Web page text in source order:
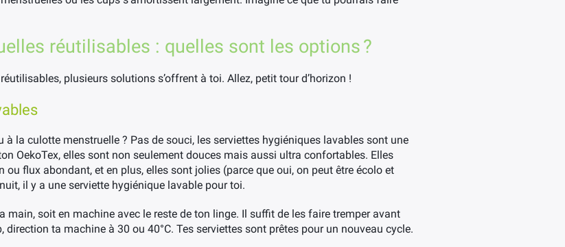
réutilisables : quelles sont les options ?
plusieurs solutions s’offrent à toi. Allez, petit tour d’horizon !
à la culotte menstruelle ? Pas de souci, les serviettes hygiéniques lavables sont une
OekoTex, elles sont non seulement douces mais aussi ultra confortables. Elles
flux abondant, et en plus, elles sont jolies (parce que oui, on peut être écolo et
il y a une serviette hygiénique lavable pour toi.
main, soit en machine avec le reste de ton linge. Il suffit de les faire tremper avant
direction ta machine à 30 ou 40°C. Tes serviettes sont prêtes pour un nouveau cycle.